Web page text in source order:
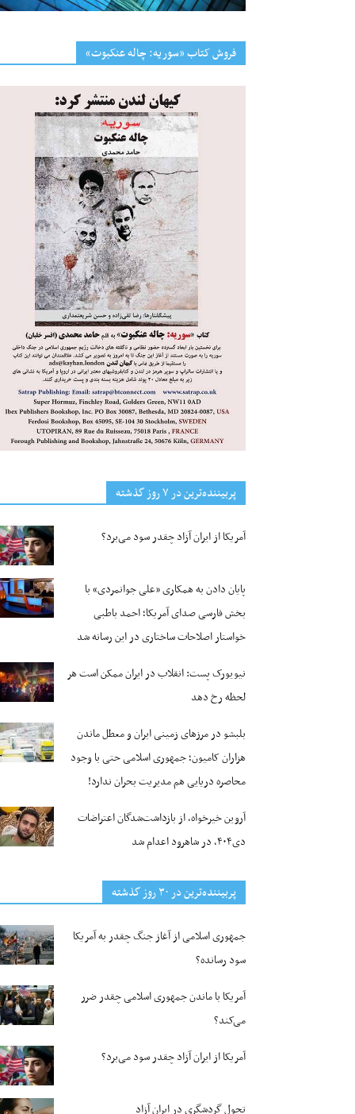
فروش کتاب «سوریه: چاله عنکبوت»
پربیننده‌ترین‌ در ۷ روز گذشته
آمریکا از ایران آزاد چقدر سود می‌برد؟
پایان دادن به همکاری «علی جوانمردی» با
بخش فارسی صدای آمریکا؛ احمد باطبی
خواستار اصلاحات ساختاری در این رسانه شد
نیویورک پست: انقلاب در ایران ممکن است هر
لحظه رخ دهد
بلبشو در مرزهای زمینی ایران و معطل ماندن
هزاران کامیون؛ جمهوری اسلامی حتی با وجود
محاصره دریایی هم مدیریت بحران ندارد!
آروین خیرخواه، از بازداشت‌شدگان اعتراضات
دی۴۰۴، در شاهرود اعدام شد
پربیننده‌ترین‌ در ۳۰ روز گذشته
جمهوری اسلامی از آغاز جنگ چقدر به آمریکا
سود رسانده؟
آمریکا با ماندن جمهوری اسلامی چقدر ضرر
می‌کند؟
آمریکا از ایران آزاد چقدر سود می‌برد؟
تحول گردشگری در ایران آزاد